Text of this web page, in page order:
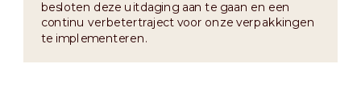
besloten deze uitdaging aan te gaan en een
continu verbetertraject voor onze verpakkingen
te implementeren.